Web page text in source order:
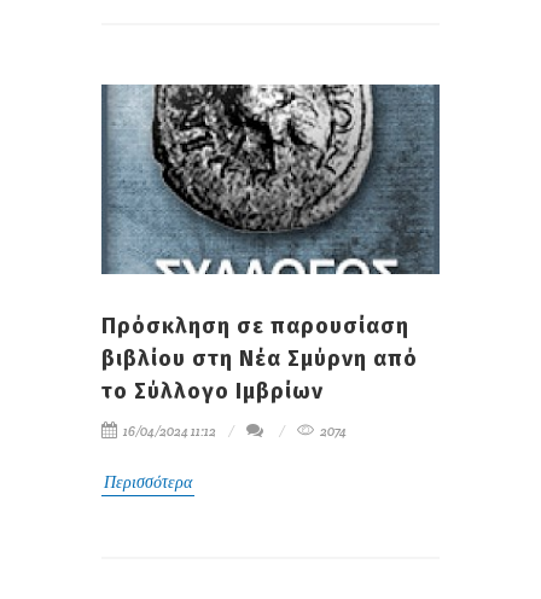
Πρόσκληση σε παρουσίαση
βιβλίου στη Νέα Σμύρνη από
το Σύλλογο Ιμβρίων
16/04/2024 11:12 2074
Περισσότερα